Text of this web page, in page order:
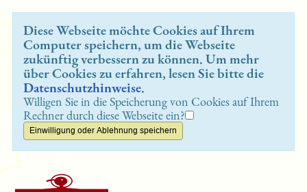
Diese Webseite möchte Cookies auf Ihrem
Computer speichern, um die Webseite
zukünftig verbessern zu können. Um mehr
über Cookies zu erfahren, lesen Sie bitte die
Datenschutzhinweise.
Willigen Sie in die Speicherung von Cookies auf Ihrem
Rechner durch diese Webseite ein?